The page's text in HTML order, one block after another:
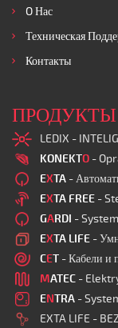
O Нас
Техническая
Контакты
ПРОДУКТЫ
LEDIX -
KONEKTO -
EXTA -
EXTA FREE -
GARDI -
EXTA LIFE -
CET - Кабели и
MATEC -
ENTRA -
EXTA LIFE -